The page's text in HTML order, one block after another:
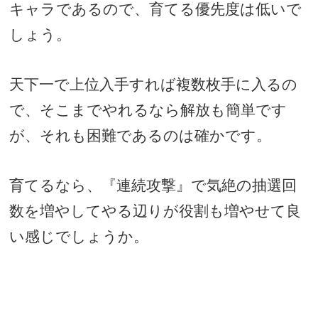
キャラであるので、育てる優先度は低いで
しょう。
天下一で上位入手すれば複数枚手に入るの
で、そこまでやれるなら解放も簡単です
が、それも困難であるのは確かです。
育てるなら、『連続攻撃』で気絶の抽選回
数を増やしてやる辺りが役割も増やせて良
い感じでしょうか。